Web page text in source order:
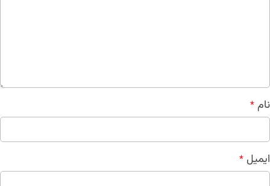
نام *
ایمیل *